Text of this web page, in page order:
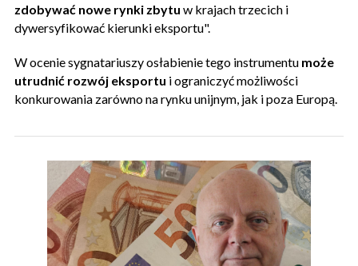
zdobywać nowe rynki zbytu w krajach trzecich i
dywersyfikować kierunki eksportu".
W ocenie sygnatariuszy osłabienie tego instrumentu może
utrudnić rozwój eksportu i ograniczyć możliwości
konkurowania zarówno na rynku unijnym, jak i poza Europą.